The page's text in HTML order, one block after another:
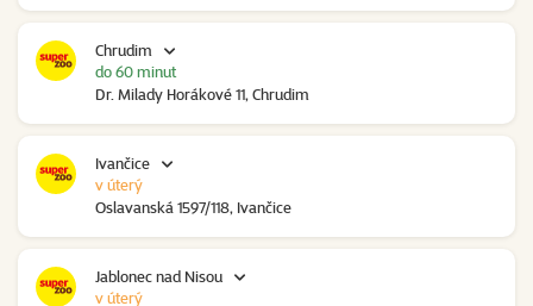
Chrudim
Dr. Milady Horákové 11, Chrudim
do 60 minut
Ivančice
Oslavanská 1597/118, Ivančice
v úterý
Jablonec nad Nisou
v úterý